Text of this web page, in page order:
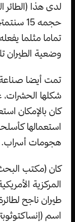
لدى هذا (الطائر
حجمه 15
تماما مثلما
وضعية الطيران
تمت أيضا صناعة
شكلها الحشرات،
كان بالإمكان
استعمالها
هجومات أسراب.
كان (مكتب البحث
المركزية
طيران ناجح